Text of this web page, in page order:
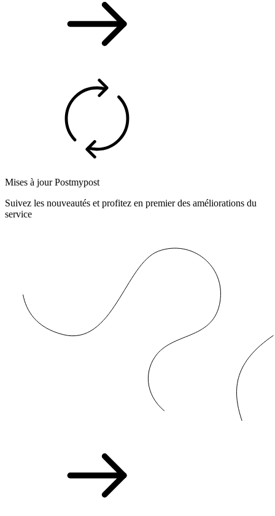
Mises à jour Postmypost
Suivez les nouveautés et profitez en premier des améliorations du
service